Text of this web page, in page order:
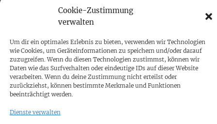
Cookie-Zustimmung
verwalten
Um dir ein optimales Erlebnis zu bieten, verwenden wir Technologien
wie Cookies, um Geräteinformationen zu speichern und/oder darauf
zuzugreifen. Wenn du diesen Technologien zustimmst, können wir
Daten wie das Surfverhalten oder eindeutige IDs auf dieser Website
verarbeiten. Wenn du deine Zustimmung nicht erteilst oder
zurückziehst, können bestimmte Merkmale und Funktionen
beeinträchtigt werden.
Dienste verwalten
PRINTAUSGABE
Mediadaten
PROKOMPAKT
Impressum
SPENDEN
Datenschutz